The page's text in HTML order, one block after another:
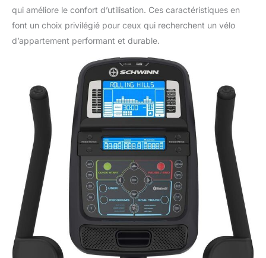
qui améliore le confort d’utilisation. Ces caractéristiques en
font un choix privilégié pour ceux qui recherchent un vélo
d’appartement performant et durable.